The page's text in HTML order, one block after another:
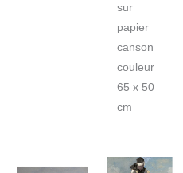
sur
papier
canson
couleur
65 x 50
cm